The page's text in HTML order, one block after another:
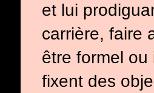
et lui
carrière, faire
être formel
fixent des